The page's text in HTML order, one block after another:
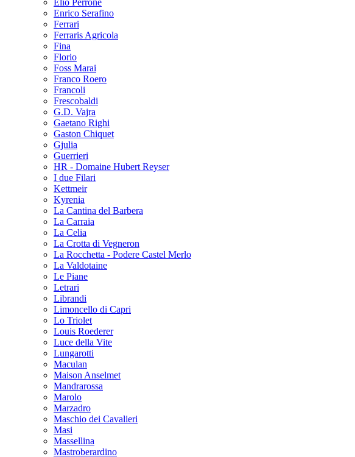
Elio Perrone
Enrico Serafino
Ferrari
Ferraris Agricola
Fina
Florio
Foss Marai
Franco Roero
Francoli
Frescobaldi
G.D. Vajra
Gaetano Righi
Gaston Chiquet
Gjulia
Guerrieri
HR - Domaine Hubert Reyser
I due Filari
Kettmeir
Kyrenia
La Cantina del Barbera
La Carraia
La Celia
La Crotta di Vegneron
La Rocchetta - Podere Castel Merlo
La Valdotaine
Le Piane
Letrari
Librandi
Limoncello di Capri
Lo Triolet
Louis Roederer
Luce della Vite
Lungarotti
Maculan
Maison Anselmet
Mandrarossa
Marolo
Marzadro
Maschio dei Cavalieri
Masi
Massellina
Mastroberardino